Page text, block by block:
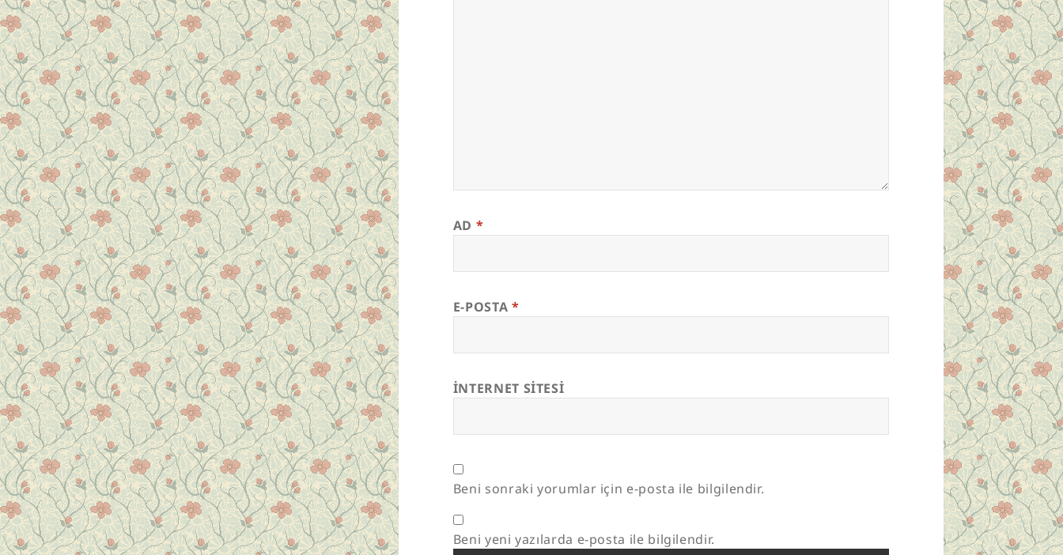
AD *
E-POSTA *
İNTERNET SITESI
Beni sonraki yorumlar için e-posta ile bilgilendir.
Beni yeni yazılarda e-posta ile bilgilendir.